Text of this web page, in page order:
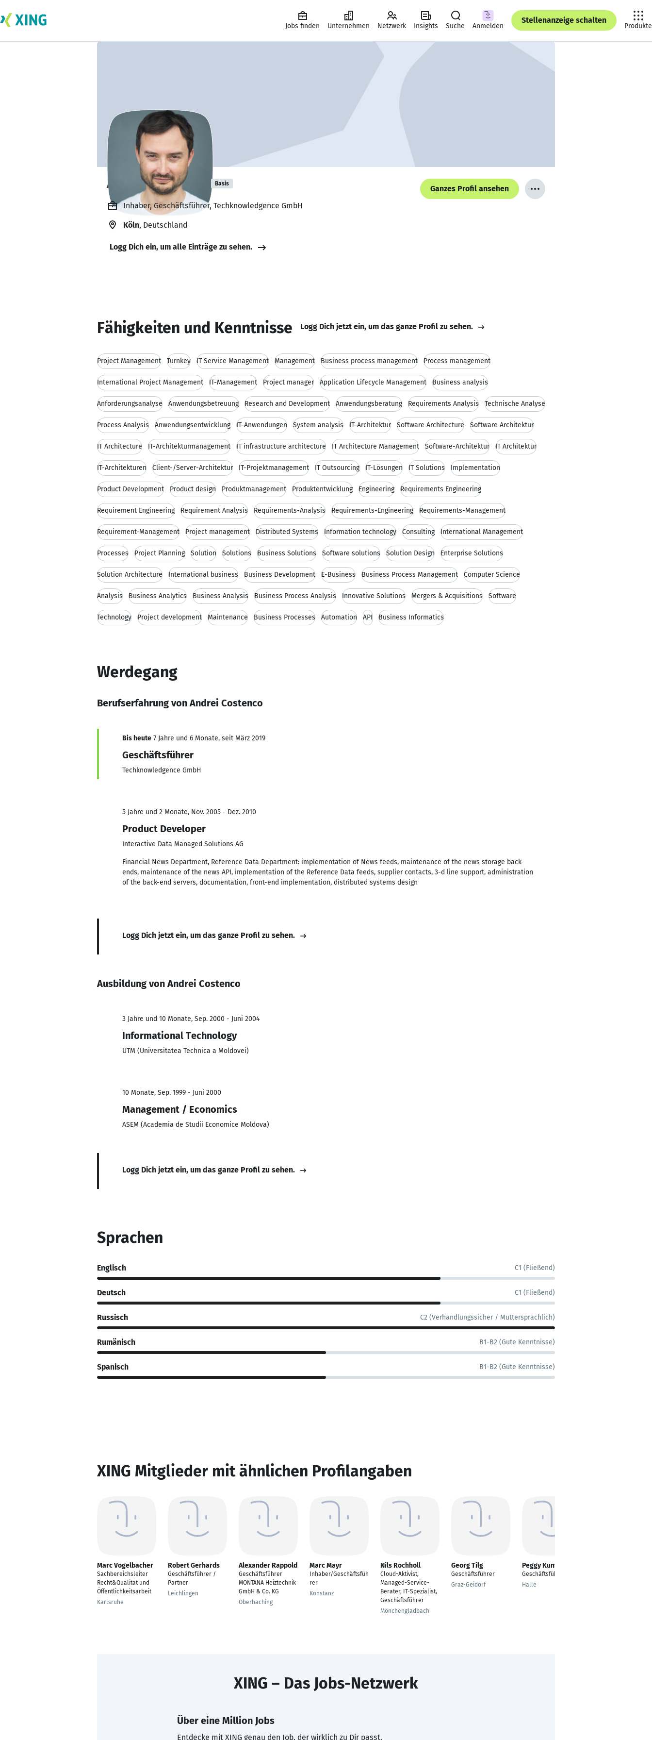
Jobs finden Unternehmen Netzwerk Insights Suche Anmelden
Stellenanzeige schalten
Produkte
Andrei Costenco Basis
Ganzes Profil ansehen
Inhaber, Geschäftsführer, Techknowledgence GmbH
Köln, Deutschland
Logg Dich ein, um alle Einträge zu sehen.
Fähigkeiten und Kenntnisse Logg Dich jetzt ein, um das ganze Profil zu sehen.
Project Management Turnkey IT Service Management Management Business process management Process management
International Project Management IT-Management Project manager Application Lifecycle Management Business analysis
Anforderungsanalyse Anwendungsbetreuung Research and Development Anwendungsberatung Requirements Analysis Technische Analyse
Process Analysis Anwendungsentwicklung IT-Anwendungen System analysis IT-Architektur Software Architecture Software Architektur
IT Architecture IT-Architekturmanagement IT infrastructure architecture IT Architecture Management Software-Architektur IT Architektur
IT-Architekturen Client-/Server-Architektur IT-Projektmanagement IT Outsourcing IT-Lösungen IT Solutions Implementation
Product Development Product design Produktmanagement Produktentwicklung Engineering Requirements Engineering
Requirement Engineering Requirement Analysis Requirements-Analysis Requirements-Engineering Requirements-Management
Requirement-Management Project management Distributed Systems Information technology Consulting International Management
Processes Project Planning Solution Solutions Business Solutions Software solutions Solution Design Enterprise Solutions
Solution Architecture International business Business Development E-Business Business Process Management Computer Science
Analysis Business Analytics Business Analysis Business Process Analysis Innovative Solutions Mergers & Acquisitions Software
Technology Project development Maintenance Business Processes Automation API Business Informatics
Werdegang
Berufserfahrung von Andrei Costenco
Bis heute 7 Jahre und 6 Monate, seit März 2019
Geschäftsführer
Techknowledgence GmbH
5 Jahre und 2 Monate, Nov. 2005 - Dez. 2010
Product Developer
Interactive Data Managed Solutions AG
Financial News Department, Reference Data Department: implementation of News feeds, maintenance of the news storage back-
ends, maintenance of the news API, implementation of the Reference Data feeds, supplier contacts, 3-d line support, administration
of the back-end servers, documentation, front-end implementation, distributed systems design
Logg Dich jetzt ein, um das ganze Profil zu sehen.
Ausbildung von Andrei Costenco
3 Jahre und 10 Monate, Sep. 2000 - Juni 2004
Informational Technology
UTM (Universitatea Technica a Moldovei)
10 Monate, Sep. 1999 - Juni 2000
Management / Economics
ASEM (Academia de Studii Economice Moldova)
Logg Dich jetzt ein, um das ganze Profil zu sehen.
Sprachen
Englisch C1 (Fließend)
Deutsch C1 (Fließend)
Russisch C2 (Verhandlungssicher / Muttersprachlich)
Rumänisch B1-B2 (Gute Kenntnisse)
Spanisch B1-B2 (Gute Kenntnisse)
XING Mitglieder mit ähnlichen Profilangaben
Marc Vogelbacher
Sachbereichsleiter
Recht&Qualität und
Öffentlichkeitsarbeit
Karlsruhe
Robert Gerhards
Geschäftsführer /
Partner
Leichlingen
Alexander Rappold
Geschäftsführer
MONTANA Heiztechnik
GmbH & Co. KG
Oberhaching
Marc Mayr
Inhaber/Geschäftsfüh
rer
Konstanz
Nils Rochholl
Cloud-Aktivist,
Managed-Service-
Berater, IT-Spezialist,
Geschäftsführer
Mönchengladbach
Georg Tilg
Geschäftsführer
Graz-Geidorf
Peggy Kuntz
Geschäftsführerin
Halle
XING – Das Jobs-Netzwerk
Über eine Million Jobs
Entdecke mit XING genau den Job, der wirklich zu Dir passt.